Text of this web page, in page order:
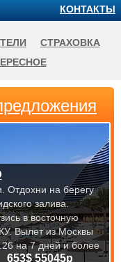
653$ 55045р
Отдохни на берегу
залива.
в восточную
Вылет из Москвы
на 7 дней и более
КОНТАКТЫ
СТРАХОВКА